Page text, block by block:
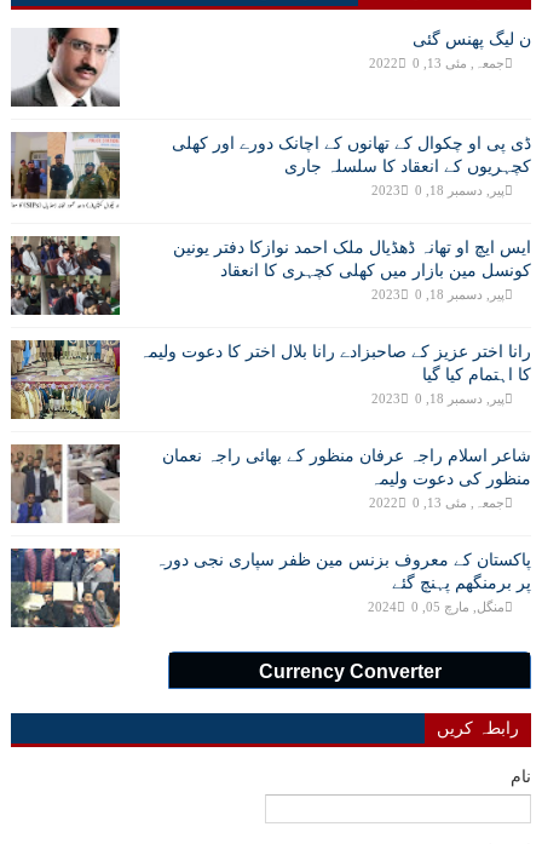
ن لیگ پھنس گئی
جمعہ, مئی 13, 2022 0
ڈی پی او چکوال کے تھانوں کے اچانک دورے اور کھلی
کچہریوں کے انعقاد کا سلسلہ جاری
پیر, دسمبر 18, 2023 0
ایس ایچ او تھانہ ڈھڈیال ملک احمد نوازکا دفتر یونین
کونسل مین بازار میں کھلی کچہری کا انعقاد
پیر, دسمبر 18, 2023 0
رانا اختر عزیز کے صاحبزادے رانا بلال اختر کا دعوت ولیمہ
کا اہتمام کیا گیا
پیر, دسمبر 18, 2023 0
شاعر اسلام راجہ عرفان منظور کے بھائی راجہ نعمان
منظور کی دعوت ولیمہ
جمعہ, مئی 13, 2022 0
پاکستان کے معروف بزنس مین ظفر سپاری نجی دورہ
پر برمنگھم پہنچ گئے
منگل, مارچ 05, 2024 0
Currency Converter
رابطہ کریں
نام